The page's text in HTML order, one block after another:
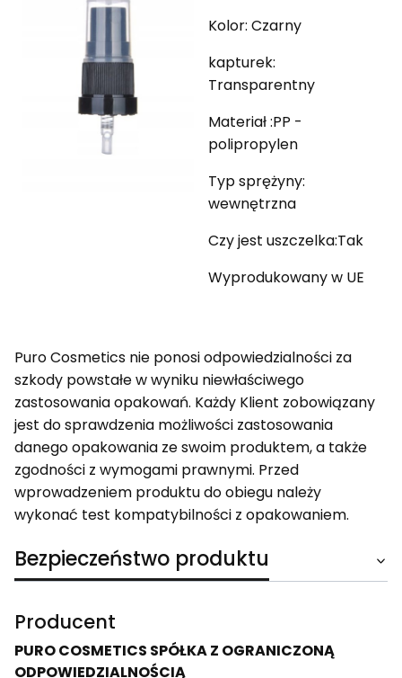
Kolor: Czarny
kapturek:
Transparentny
Materiał :PP -
polipropylen
Typ sprężyny:
wewnętrzna
Czy jest uszczelka:Tak
Wyprodukowany w UE
Puro Cosmetics nie ponosi odpowiedzialności za
szkody powstałe w wyniku niewłaściwego
zastosowania opakowań. Każdy Klient zobowiązany
jest do sprawdzenia możliwości zastosowania
danego opakowania ze swoim produktem, a także
zgodności z wymogami prawnymi. Przed
wprowadzeniem produktu do obiegu należy
wykonać test kompatybilności z opakowaniem.
Bezpieczeństwo produktu
Producent
PURO COSMETICS SPÓŁKA Z OGRANICZONĄ
ODPOWIEDZIALNOŚCIĄ